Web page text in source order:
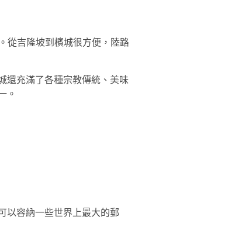
從吉隆坡到檳城很方便，陸路
還充滿了各種宗教傳統、美味
。
以容納一些世界上最大的郵